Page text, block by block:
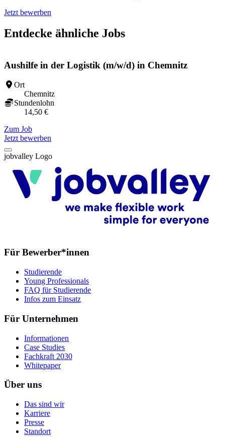
Jetzt bewerben
Entdecke ähnliche Jobs
Aushilfe in der Logistik (m/w/d) in Chemnitz
Ort
Chemnitz
Stundenlohn
14,50 €
Zum Job
Jetzt bewerben
jobvalley Logo
Für Bewerber*innen
Studierende
Young Professionals
FAQ für Studierende
Infos zum Einsatz
Für Unternehmen
Informationen
Case Studies
Fachkraft 2030
Whitepaper
Über uns
Das sind wir
Karriere
Presse
Standort